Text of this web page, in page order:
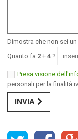
Dimostra che non sei
Quanto fa 2 + 4 ?
Presa visione
personali per la finalità
INVIA